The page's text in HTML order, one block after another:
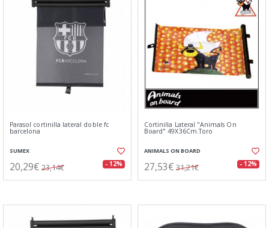
Parasol cortinilla lateral doble fc
barcelona
SUMEX
20,29€ 23,14€ - 12%
Cortinilla Lateral "Animals On
Board" 49X36Cm.Toro
ANIMALS ON BOARD
27,53€ 31,21€ - 12%